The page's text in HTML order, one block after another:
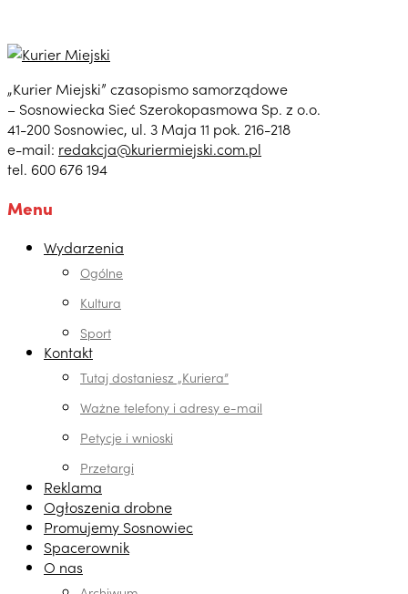
„Kurier Miejski” czasopismo samorządowe
– Sosnowiecka Sieć Szerokopasmowa Sp. z o.o.
41-200 Sosnowiec, ul. 3 Maja 11 pok. 216-218
e-mail: redakcja@kuriermiejski.com.pl
tel. 600 676 194
Menu
Wydarzenia
Ogólne
Kultura
Sport
Kontakt
Tutaj dostaniesz „Kuriera”
Ważne telefony i adresy e-mail
Petycje i wnioski
Przetargi
Reklama
Ogłoszenia drobne
Promujemy Sosnowiec
Spacerownik
O nas